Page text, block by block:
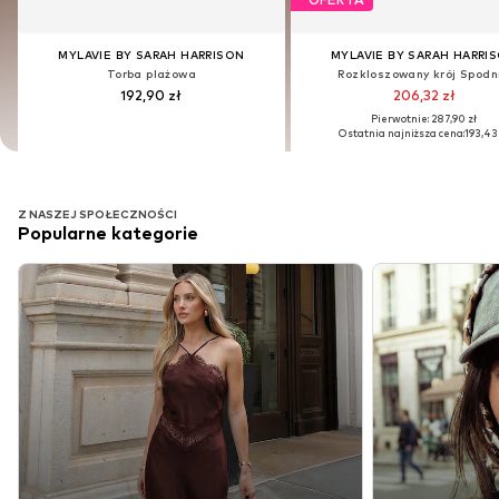
MYLAVIE BY SARAH HARRISON
Torba plażowa
192,90 zł
MYLAVIE BY SARAH
Rozkloszowany krój
206,32 zł
Pierwotnie: 287,90 zł
Ostatnia najniższa cena:193,43
MYLAVIE BY SARAH HARRISON
Torba plażowa
192,90 zł
MYLAVIE BY SARAH
Rozkloszowany krój
206,32 zł
Pierwotnie: 287,90 zł
Ostatnia najniższa cena:193,43
Z NASZEJ SPOŁECZNOŚCI
Popularne kategorie